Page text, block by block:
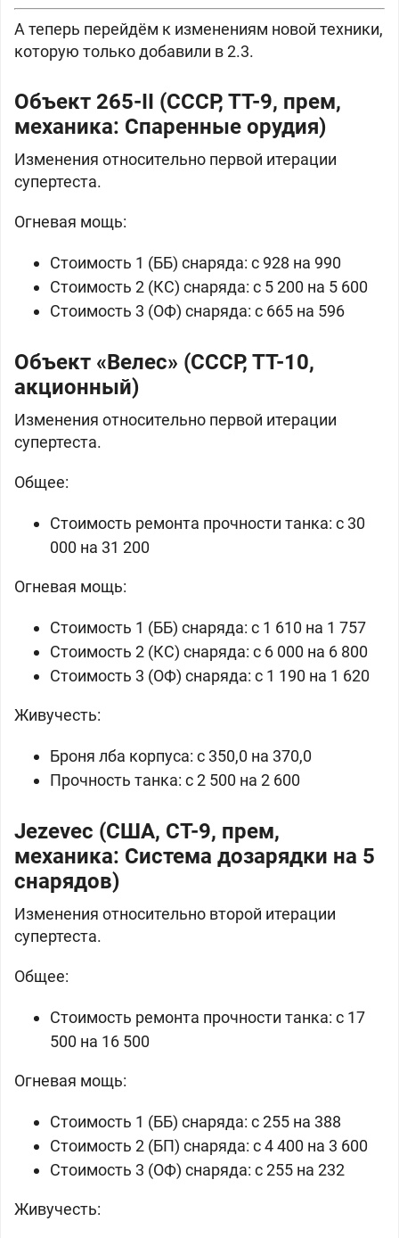
А теперь перейдём к изменениям новой техники,
которую только добавили в 2.3.
Объект 265-II (СССР, ТТ-9, прем,
механика: Спаренные орудия)
Изменения относительно первой итерации
супертеста.
Огневая мощь:
Стоимость 1 (ББ) снаряда: c 928 на 990
Стоимость 2 (КС) снаряда: c 5 200 на 5 600
Стоимость 3 (ОФ) снаряда: c 665 на 596
Объект «Велес» (СССР, ТТ-10,
акционный)
Изменения относительно первой итерации
супертеста.
Общее:
Стоимость ремонта прочности танка: c 30
000 на 31 200
Огневая мощь:
Стоимость 1 (ББ) снаряда: c 1 610 на 1 757
Стоимость 2 (КС) снаряда: c 6 000 на 6 800
Стоимость 3 (ОФ) снаряда: c 1 190 на 1 620
Живучесть:
Броня лба корпуса: c 350,0 на 370,0
Прочность танка: c 2 500 на 2 600
Jezevec (США, СТ-9, прем,
механика: Система дозарядки на 5
снарядов)
Изменения относительно второй итерации
супертеста.
Общее:
Стоимость ремонта прочности танка: c 17
500 на 16 500
Огневая мощь:
Стоимость 1 (ББ) снаряда: c 255 на 388
Стоимость 2 (БП) снаряда: c 4 400 на 3 600
Стоимость 3 (ОФ) снаряда: c 255 на 232
Живучесть: